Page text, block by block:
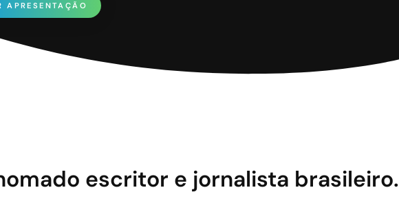
APRESENTAÇÃO
escritor e jornalista brasileiro.